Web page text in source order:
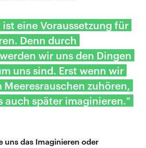
eine Voraussetzung für
Denn durch
wir uns den Dingen
uns sind. Erst wenn wir
Meeresrauschen zuhören,
auch später imaginieren."
uns das Imaginieren oder